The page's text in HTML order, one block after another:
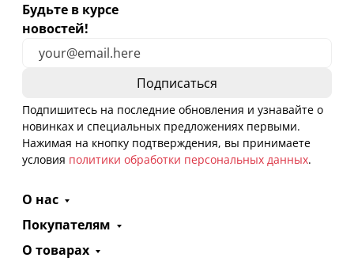
Будьте в курсе
новостей!
Подпишитесь на последние обновления и узнавайте о
новинках и специальных предложениях первыми.
Нажимая на кнопку подтверждения, вы принимаете
условия политики обработки персональных данных.
О нас
Покупателям
О товарах